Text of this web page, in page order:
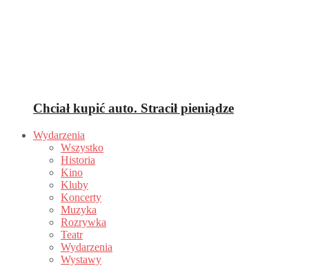
Chciał kupić auto. Stracił pieniądze
Wydarzenia
Wszystko
Historia
Kino
Kluby
Koncerty
Muzyka
Rozrywka
Teatr
Wydarzenia
Wystawy